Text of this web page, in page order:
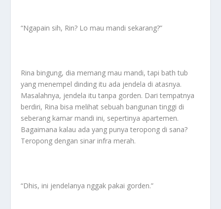
“Ngapain sih, Rin? Lo mau mandi sekarang?”
Rina bingung, dia memang mau mandi, tapi bath tub
yang menempel dinding itu ada jendela di atasnya.
Masalahnya, jendela itu tanpa gorden. Dari tempatnya
berdiri, Rina bisa melihat sebuah bangunan tinggi di
seberang kamar mandi ini, sepertinya apartemen.
Bagaimana kalau ada yang punya teropong di sana?
Teropong dengan sinar infra merah.
“Dhis, ini jendelanya nggak pakai gorden.”